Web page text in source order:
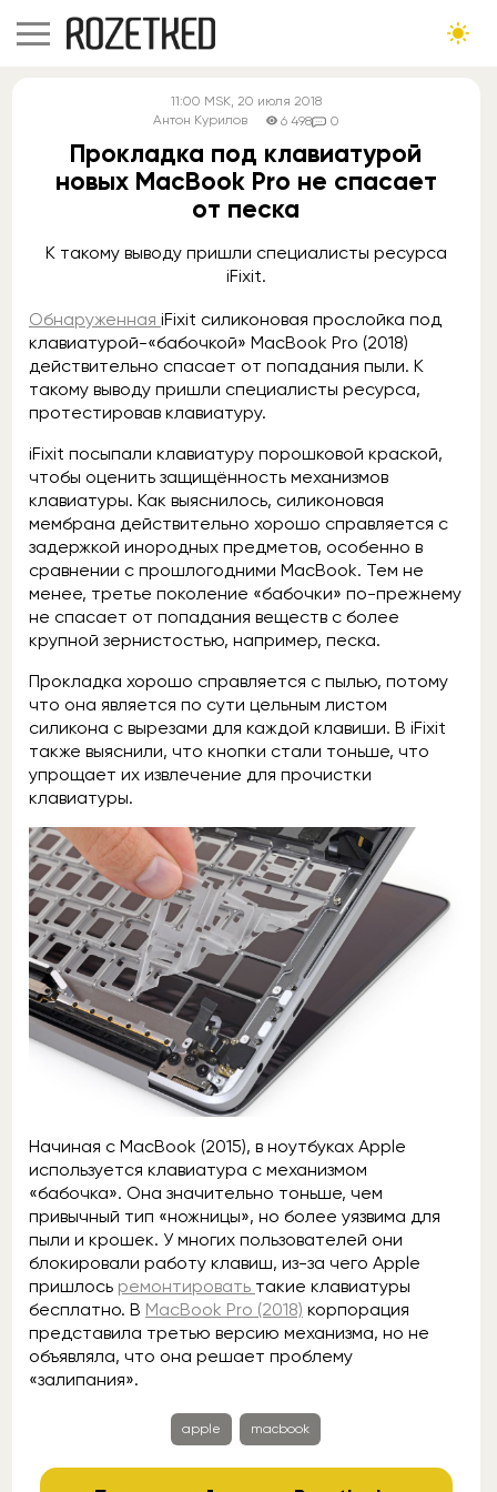
11:00 MSK, 20 июля 2018
Антон Курилов
6 498 0
Прокладка под клавиатурой
новых MacBook Pro не спасает
от песка
К такому выводу пришли специалисты ресурса
iFixit.
Обнаруженная iFixit силиконовая прослойка под
клавиатурой-«бабочкой» MacBook Pro (2018)
действительно спасает от попадания пыли. К
такому выводу пришли специалисты ресурса,
протестировав клавиатуру.
iFixit посыпали клавиатуру порошковой краской,
чтобы оценить защищённость механизмов
клавиатуры. Как выяснилось, силиконовая
мембрана действительно хорошо справляется с
задержкой инородных предметов, особенно в
сравнении с прошлогодними MacBook. Тем не
менее, третье поколение «бабочки» по-прежнему
не спасает от попадания веществ с более
крупной зернистостью, например, песка.
Прокладка хорошо справляется с пылью, потому
что она является по сути цельным листом
силикона с вырезами для каждой клавиши. В iFixit
также выяснили, что кнопки стали тоньше, что
упрощает их извлечение для прочистки
клавиатуры.
Начиная с MacBook (2015), в ноутбуках Apple
используется клавиатура с механизмом
«бабочка». Она значительно тоньше, чем
привычный тип «ножницы», но более уязвима для
пыли и крошек. У многих пользователей они
блокировали работу клавиш, из-за чего Apple
пришлось ремонтировать такие клавиатуры
бесплатно. В MacBook Pro (2018) корпорация
представила третью версию механизма, но не
объявляла, что она решает проблему
«залипания».
apple macbook